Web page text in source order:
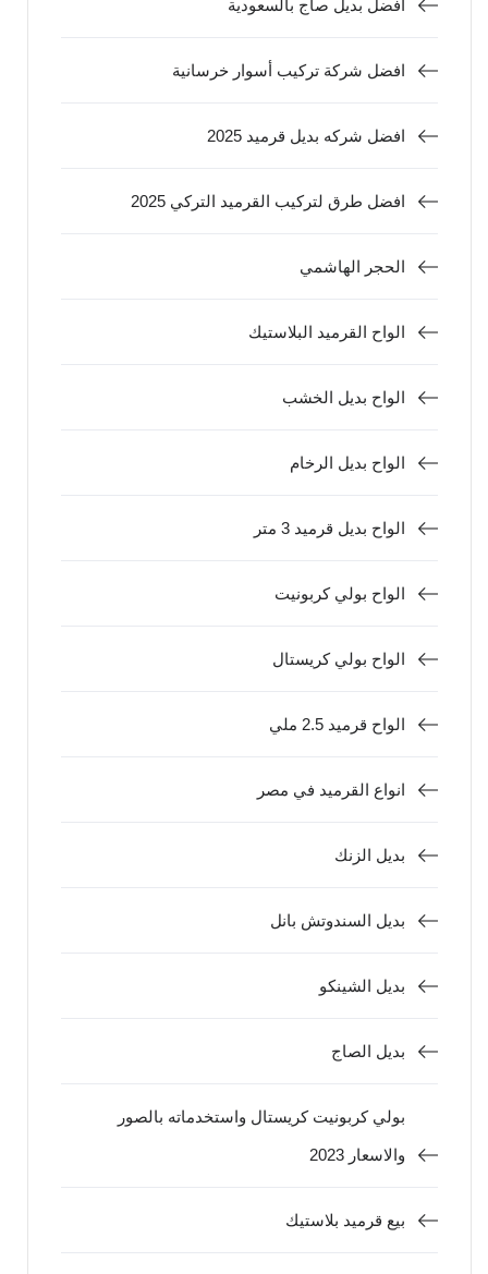
افضل بديل صاج بالسعودية
افضل شركة تركيب أسوار خرسانية
افضل شركه بديل قرميد 2025
افضل طرق لتركيب القرميد التركي 2025
الحجر الهاشمي
الواح القرميد البلاستيك
الواح بديل الخشب
الواح بديل الرخام
الواح بديل قرميد 3 متر
الواح بولي كربونيت
الواح بولي كريستال
الواح قرميد 2.5 ملي
انواع القرميد في مصر
بديل الزنك
بديل السندوتش بانل
بديل الشينكو
بديل الصاج
بولي كربونيت كريستال واستخدماته بالصور
والاسعار 2023
بيع قرميد بلاستيك